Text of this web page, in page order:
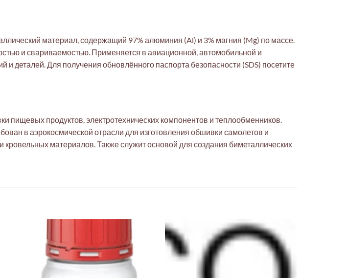
материал, содержащий 97% алюминия (Al) и 3% магния (Mg) по массе.
и свариваемостью. Применяется в авиационной, автомобильной и
деталей. Для получения обновлённого паспорта безопасности (SDS) посетите
пищевых продуктов, электротехнических компонентов и теплообменников.
в аэрокосмической отрасли для изготовления обшивки самолетов и
материалов. Также служит основой для создания биметаллических